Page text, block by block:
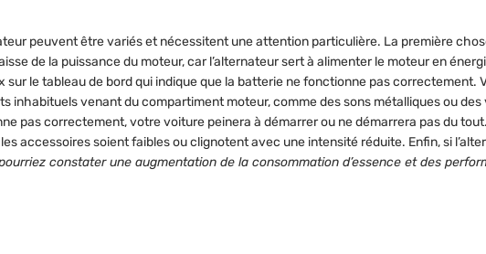
peuvent être variés et nécessitent une attention particulière. La première
de la puissance du moteur, car l’alternateur sert à alimenter le moteur en
sur le tableau de bord qui indique que la batterie ne fonctionne pas correctement.
inhabituelsvenant du compartiment moteur, comme des sons métalliques ou
pas correctement, votre voiture peinera à démarrer ou ne démarrera pas du
accessoires soient faibles ou clignotent avec une intensité réduite. Enfin, si
constater une augmentation de la consommation d’essence et des